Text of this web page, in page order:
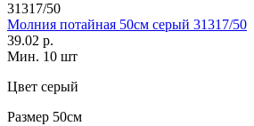
31317/50
Молния потайная 50см серый 31317/50
39.02 р.
Мин. 10 шт
Цвет серый
Размер 50см